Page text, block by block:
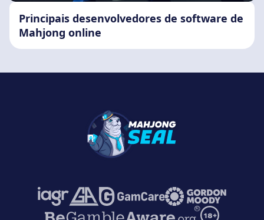
Principais desenvolvedores de software de
Mahjong online